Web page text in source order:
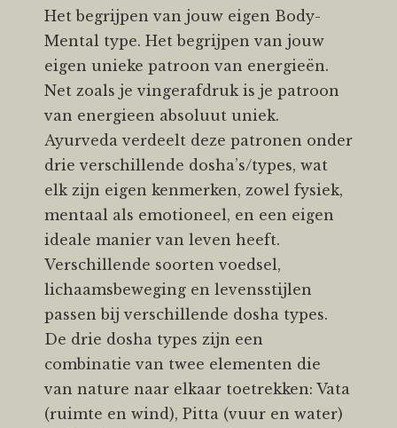
Het begrijpen van jouw eigen Body-
Mental type. Het begrijpen van jouw
eigen unieke patroon van energieën.
Net zoals je vingerafdruk is je patroon
van energieen absoluut uniek.
Ayurveda verdeelt deze patronen onder
drie verschillende dosha’s/types, wat
elk zijn eigen kenmerken, zowel fysiek,
mentaal als emotioneel, en een eigen
ideale manier van leven heeft.
Verschillende soorten voedsel,
lichaamsbeweging en levensstijlen
passen bij verschillende dosha types.
De drie dosha types zijn een
combinatie van twee elementen die
van nature naar elkaar toetrekken: Vata
(ruimte en wind), Pitta (vuur en water)